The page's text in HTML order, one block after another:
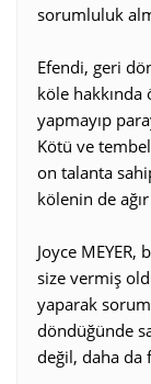
sorumluluk
Efendi, geri
köle
yapmayıp
Kötü ve
on talanta
kölenin de
Joyce MEYER,
size vermiş
yaparak
döndüğünde
değil, daha da